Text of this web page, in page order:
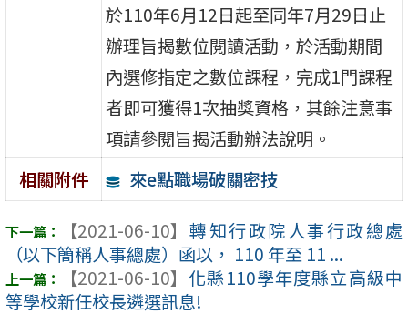
於110年6月12日起至同年7月29日止
辦理旨揭數位閱讀活動，於活動期間
內選修指定之數位課程，完成1門課程
者即可獲得1次抽獎資格，其餘注意事
項請參閱旨揭活動辦法說明。
相關附件
來e點職場破關密技
【2021-06-10】 轉知行政院人事行政總處
（以下簡稱人事總處）函以， 110 年至 11 ...
【2021-06-10】 化縣110學年度縣立高級中
等學校新任校長遴選訊息!